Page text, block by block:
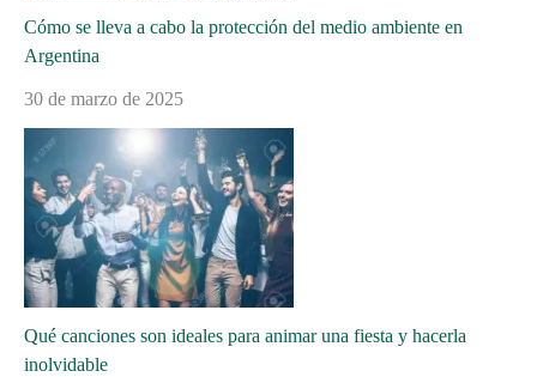
Cómo se lleva a cabo la protección del medio ambiente en
Argentina
30 de marzo de 2025
Qué canciones son ideales para animar una fiesta y hacerla
inolvidable